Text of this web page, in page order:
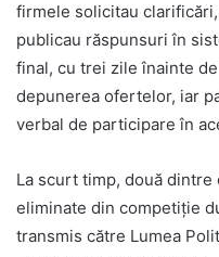
firmele solicitau
publicau răspunsuri în
final, cu trei zile înainte
depunerea ofertelor, iar
verbal de participare în
La scurt timp, două
eliminate din competiție
transmis către Lumea